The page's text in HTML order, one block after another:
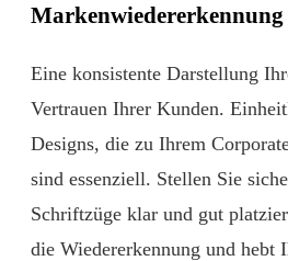
Markenwiedererkennung
Eine konsistente Darstellung
Vertrauen Ihrer Kunden.
Designs, die zu Ihrem
sind essenziell. Stellen Sie
Schriftzüge klar und gut
die Wiedererkennung und hebt